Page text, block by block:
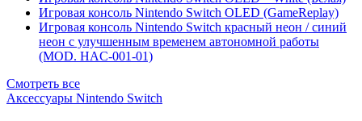
Игровая консоль Nintendo Switch OLED (GameReplay)
Игровая консоль Nintendo Switch красный неон / синий
неон с улучшенным временем автономной работы
(MOD. HAC-001-01)
Смотреть все
Аксессуары Nintendo Switch